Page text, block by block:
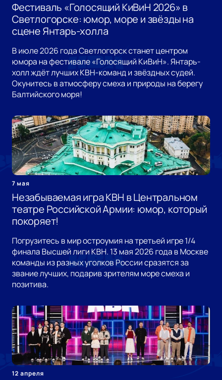
Фестиваль «Голосящий КиВиН 2026» в
Светлогорске: юмор, море и звёзды на
сцене Янтарь-холла
В июле 2026 года Светлогорск станет центром
юмора на фестивале «Голосящий КиВиН». Янтарь-
холл ждёт лучших КВН-команд и звёздных судей.
Окунитесь в атмосферу смеха и природы на берегу
Балтийского моря!
7 мая
Незабываемая игра КВН в Центральном
театре Российской Армии: юмор, который
покоряет!
Погрузитесь в мир остроумия на третьей игре 1/4
финала Высшей лиги КВН. 13 мая 2026 года в Москве
команды из разных уголков России сразятся за
звание лучших, подарив зрителям море смеха и
позитива.
12 апреля